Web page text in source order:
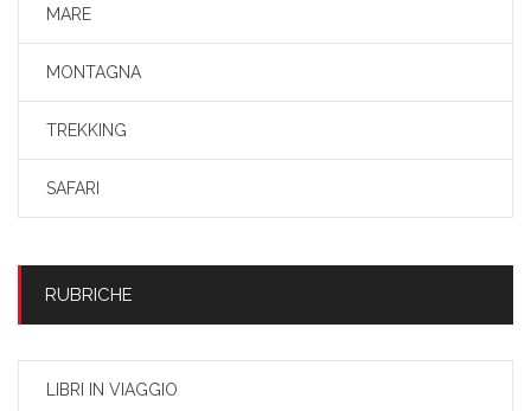
MARE
MONTAGNA
TREKKING
SAFARI
RUBRICHE
LIBRI IN VIAGGIO